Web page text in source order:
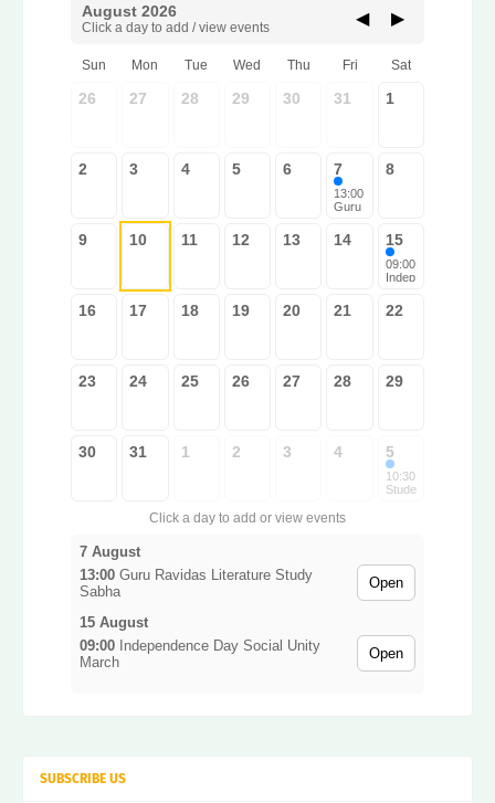
August 2026
Click a day to add / view events ◀ ▶
Sun Mon Tue Wed Thu Fri Sat
26 27 28 29 30 31 1
2 3 4 5 6 7
13:00
Guru
as
Litera
8
9 10 11 12 13 14 15
09:00
Indep
nce
Day
h
16 17 18 19 20 21 22
23 24 25 26 27 28 29
30 31 1 2 3 4 5
10:30
Stude
Sessi
on
Click a day to add or view events
7 August
13:00 Guru Ravidas Literature Study
Sabha
Open
15 August
09:00 Independence Day Social Unity
March
Open
SUBSCRIBE US